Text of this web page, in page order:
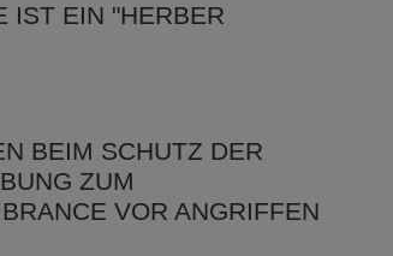
IST EIN "HERBER
BEIM SCHUTZ DER
ZUM
VOR ANGRIFFEN